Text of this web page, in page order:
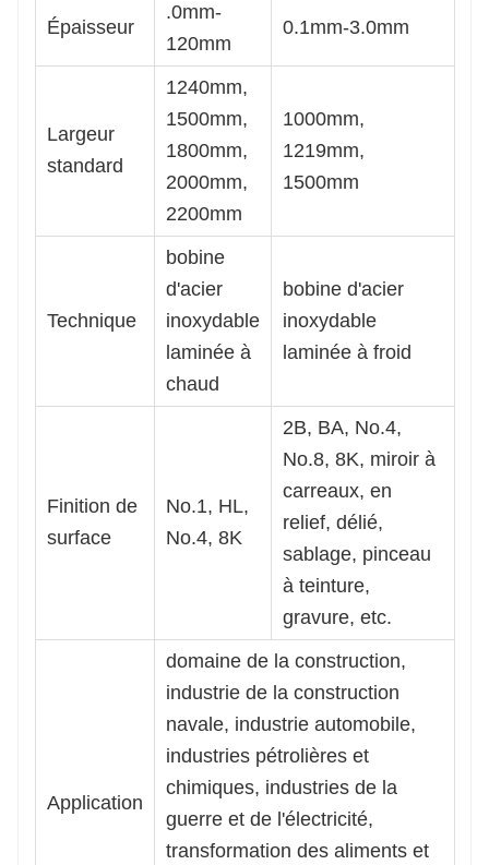
Épaisseur
.0mm-
120mm
0.1mm-3.0mm
Largeur
standard
1240mm,
1500mm,
1800mm,
2000mm,
2200mm
1000mm,
1219mm,
1500mm
Technique
bobine
d'acier
inoxydable
laminée à
chaud
bobine d'acier
inoxydable
laminée à froid
Finition de
surface
No.1, HL,
No.4, 8K
2B, BA, No.4,
No.8, 8K, miroir à
carreaux, en
relief, délié,
sablage, pinceau
à teinture,
gravure, etc.
Application
domaine de la construction,
industrie de la construction
navale, industrie automobile,
industries pétrolières et
chimiques, industries de la
guerre et de l'électricité,
transformation des aliments et